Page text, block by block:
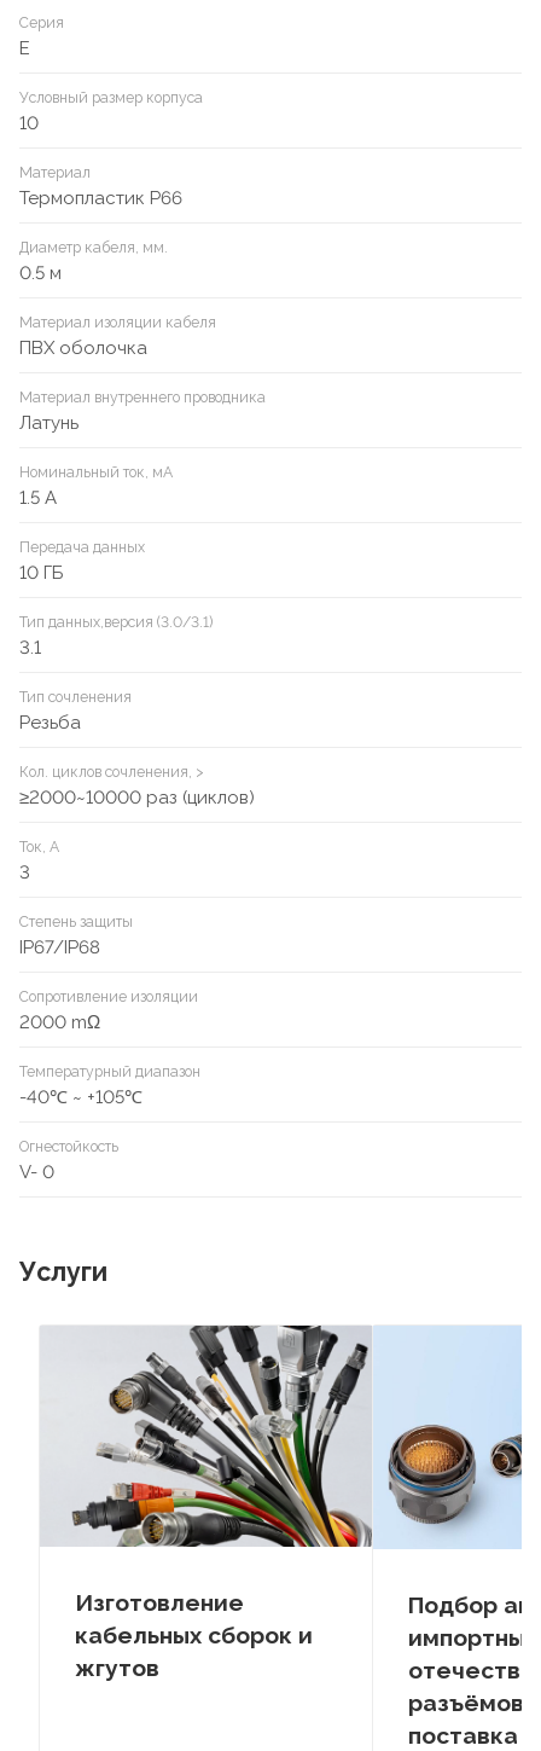
Серия
E
Условный размер корпуса
10
Материал
Термопластик P66
Диаметр кабеля, мм.
0.5 м
Материал изоляции кабеля
ПВХ оболочка
Материал внутреннего проводника
Латунь
Номинальный ток, мА
1.5 А
Передача данных
10 ГБ
Тип данных,версия (3.0/3.1)
3.1
Тип сочленения
Резьба
Кол. циклов сочленения, >
≥2000~10000 раз (циклов)
Ток, А
3
Степень защиты
IP67/IP68
Сопротивление изоляции
2000 mΩ
Температурный диапазон
-40℃ ~ +105℃
Огнестойкость
V- 0
Услуги
Изготовление
кабельных сборок и
жгутов
Подбор
разъёмов
поставка